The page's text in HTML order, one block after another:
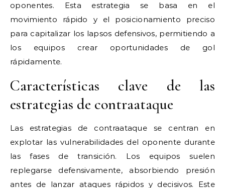
oponentes. Esta estrategia se basa en el
movimiento rápido y el posicionamiento preciso
para capitalizar los lapsos defensivos, permitiendo a
los equipos crear oportunidades de gol
rápidamente.
Características clave de las
estrategias de contraataque
Las estrategias de contraataque se centran en
explotar las vulnerabilidades del oponente durante
las fases de transición. Los equipos suelen
replegarse defensivamente, absorbiendo presión
antes de lanzar ataques rápidos y decisivos. Este